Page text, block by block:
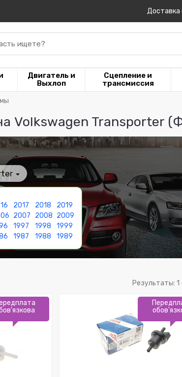
Доставка
ищете?
Двигатель и
Выхлоп
Сцепление и
трансмиссия
Volkswagen Transporter
2017 2018
2019
2007 2008 2009
1997 1998
1999
1987 1988 1989
Результаты: 1